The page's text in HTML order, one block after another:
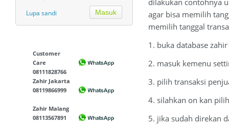
Lupa sandi
Customer
Care
08111828766
Zahir Jakarta
08119866999
Zahir Malang
08113567891
dilakukan contohnya
agar bisa memilih
memilih tanggal
1. buka database
2. masuk kemenu
3. pilih transaksi
4. silahkan on kan
5. jika sudah direkan